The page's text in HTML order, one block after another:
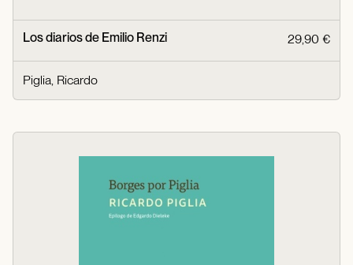
Los diarios de Emilio Renzi 29,90 €
Piglia, Ricardo